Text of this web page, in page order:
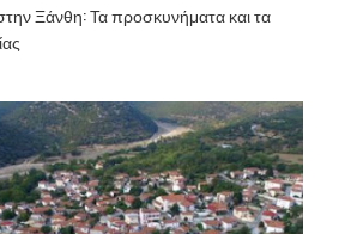
Ξάνθη: Τα προσκυνήματα και τα